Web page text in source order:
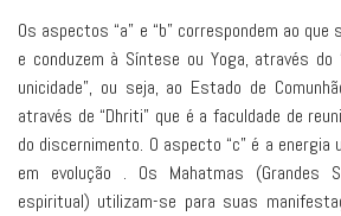
Os aspectos “a” e “b” correspondem ao que
e conduzem à Síntese ou Yoga, através
unicidade”, ou seja, ao Estado de
através de “Dhriti” que é a faculdade de
do discernimento. O aspecto “c” é a energia
em evolução . Os Mahatmas (Grandes
espiritual) utilizam-se para suas